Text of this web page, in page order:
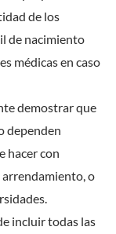
de los
de nacimiento
médicas en caso
demostrar que
dependen
hacer con
o
incluir todas las